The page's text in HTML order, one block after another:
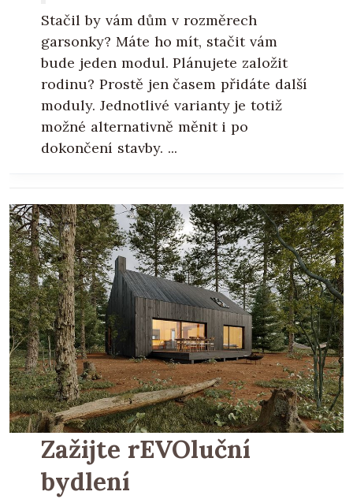
Stačil by vám dům v rozměrech
garsonky? Máte ho mít, stačit vám
bude jeden modul. Plánujete založit
rodinu? Prostě jen časem přidáte další
moduly. Jednotlivé varianty je totiž
možné alternativně měnit i po
dokončení stavby. ...
Zažijte rEVOluční
bydlení